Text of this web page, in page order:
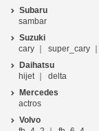
Subaru
sambar
Suzuki
cary
super_cary
Daihatsu
hijet
delta
Mercedes
actros
Volvo